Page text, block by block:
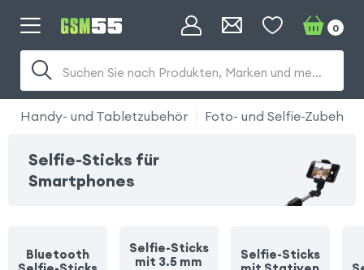
Suchen Sie nach Produkten, Marken und mehr...
0
Handy- und Tabletzubehör Foto- und Selfie-Zubehör
Selfie-Sticks für
Smartphones
Bluetooth
Selfie-Sticks
mit 3.5 mm
Selfie-Sticks